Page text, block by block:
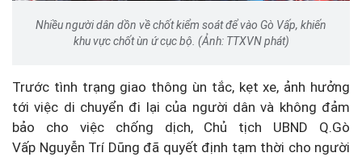
Nhiều người dân dồn về chốt kiểm soát để vào Gò Vấp, khiến
khu vực chốt ùn ứ cục bộ. (Ảnh: TTXVN phát)
Trước tình trạng giao thông ùn tắc, kẹt xe, ảnh hưởng
tới việc di chuyển đi lại của người dân và không đảm
bảo cho việc chống dịch, Chủ tịch UBND Q.Gò
Vấp Nguyễn Trí Dũng đã quyết định tạm thời cho người